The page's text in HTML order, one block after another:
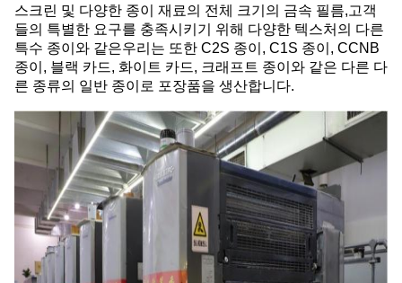
스크린 및 다양한 종이 재료의 전체 크기의 금속 필름,고객
들의 특별한 요구를 충족시키기 위해 다양한 텍스처의 다른
특수 종이와 같은우리는 또한 C2S 종이, C1S 종이, CCNB
종이, 블랙 카드, 화이트 카드, 크래프트 종이와 같은 다른 다
른 종류의 일반 종이로 포장품을 생산합니다.